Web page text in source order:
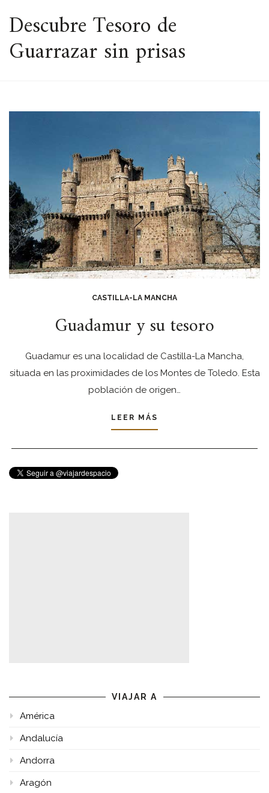
ESPACIO
Descubre Tesoro de
Guarrazar sin prisas
CASTILLA-LA MANCHA
Guadamur y su tesoro
Guadamur es una localidad de Castilla-La Mancha,
situada en las proximidades de los Montes de Toledo. Esta
población de origen…
LEER MÁS
VIAJAR A
América
Andalucía
Andorra
Aragón